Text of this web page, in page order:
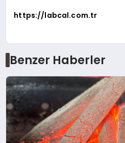
https://labcal.com.tr
Benzer Haberler